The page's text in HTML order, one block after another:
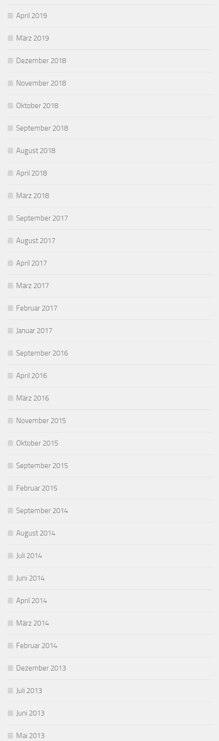
April 2019
März 2019
Dezember 2018
November 2018
Oktober 2018
September 2018
August 2018
April 2018
März 2018
September 2017
August 2017
April 2017
März 2017
Februar 2017
Januar 2017
September 2016
April 2016
März 2016
November 2015
Oktober 2015
September 2015
Februar 2015
September 2014
August 2014
Juli 2014
Juni 2014
April 2014
März 2014
Februar 2014
Dezember 2013
Juli 2013
Juni 2013
Mai 2013